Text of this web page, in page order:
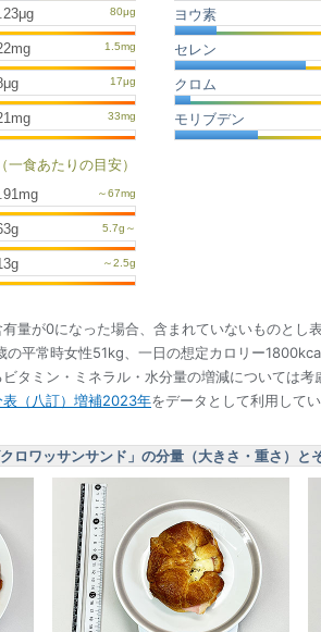
ヨウ素
セレン
クロム
モリブデン
（一食あたりの目安）
mg
g
g
量が0になった場合、含まれていないものとし表
平常時女性51kg、一日の想定カロリー
タミン・ミネラル・水分量の増減については考
表（八訂）増補2023年をデータとして利用してい
ロワッサンサンド」の分量（大きさ・重さ）と